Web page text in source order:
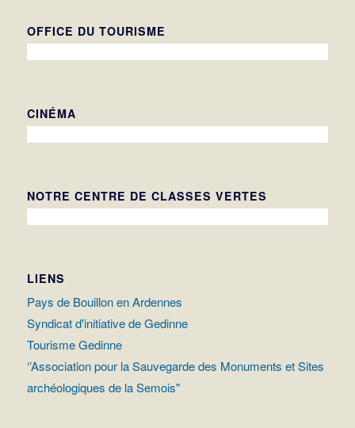
OFFICE DU TOURISME
CINÉMA
NOTRE CENTRE DE CLASSES VERTES
LIENS
Pays de Bouillon en Ardennes
Syndicat d'initiative de Gedinne
Tourisme Gedinne
‘’Association pour la Sauvegarde des Monuments et Sites
archéologiques de la Semois"